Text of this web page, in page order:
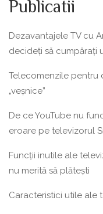
Publicatii
Dezavantajele TV cu
decideți să cumpărați
Telecomenzile pentru
„veșnice”
De ce YouTube nu
eroare pe televizorul
Funcții inutile ale
nu merită să plătești
Caracteristici utile ale